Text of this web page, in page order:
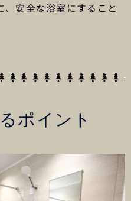
安全な浴室にすること
ポイント